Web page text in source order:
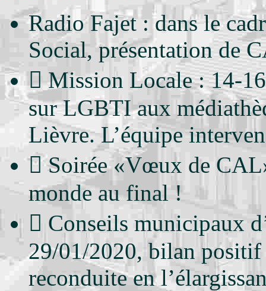
Radio Fajet : dans le
Social, présentation de
 Mission Locale : 14-
sur LGBTI aux
Lièvre. L’équipe
 Soirée «Vœux de
monde au final !
 Conseils municipaux
29/01/2020, bilan positif
reconduite en